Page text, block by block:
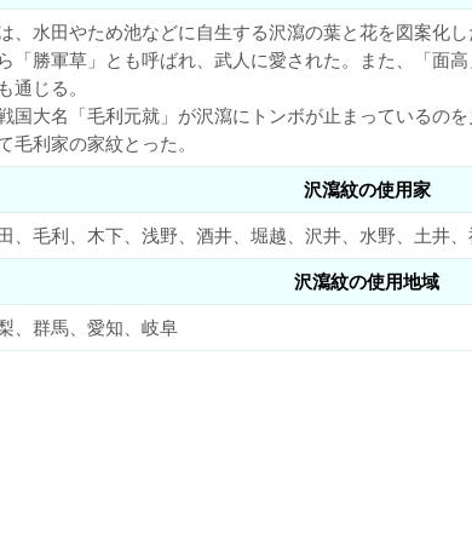
、水田やため池などに自生する沢瀉の葉と花を図案化
「勝軍草」とも呼ばれ、武人に愛された。また、「面
通じる。
国大名「毛利元就」が沢瀉にトンボが止まっているの
毛利家の家紋とった。
沢瀉紋の使用家
、毛利、木下、浅野、酒井、堀越、沢井、水野、土井
沢瀉紋の使用地域
、群馬、愛知、岐阜